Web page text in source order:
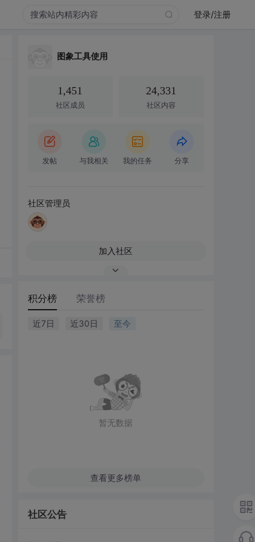
登录/注册
图象工具使用
1,451
社区成员
24,331
社区内容
发帖 与我相关 我的任务 分享
社区管理员
加入社区
积分榜 荣誉榜
近7日 近30日 至今
暂无数据
查看更多榜单
社区公告